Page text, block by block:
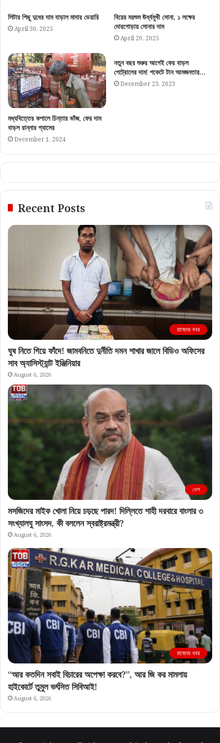
লিটার পিছু দুধের দাম বাড়াল মাদার ডেয়ারি
April 30, 2025
বিয়ের মরশুম ঊর্ধ্বমুখী সোনা, ১ লক্ষের
দোরগোড়ায় সোনার দাম
April 20, 2025
মধ্যবিত্তের কপালে চিন্তার ভাঁজ, ফের দাম
বাড়ল রান্নার গ্যাসের
December 1, 2024
নতুন বছর শুরুর আগেই ফের বাড়ল
পেট্রোলের দাম! পকেটে টান আমজনতার…
December 23, 2023
Recent Posts
রাজ্যের খবর
ঘুষ নিতে গিয়ে ফাঁদে! জামবনিতে দুর্নীতি দমন শাখার জালে বিডিও অফিসের
সাব অ্যাসিস্ট্যান্ট ইঞ্জিনিয়ার
August 6, 2026
দেশ
মসজিদের মাইক খোলা নিয়ে চড়ছে পারদ! দিল্লিতে শাহী দরবারে বাংলার ৩
সংখ্যালঘু সাংসদ, কী বললেন স্বরাষ্ট্রমন্ত্রী?
August 6, 2026
রাজ্যের খবর
“আর কতদিন সবাই বিচারের অপেক্ষা করবে?”, আর জি কর মামলায়
হাইকোর্টে তুমুল ভর্ৎসিত সিবিআই!
August 6, 2026